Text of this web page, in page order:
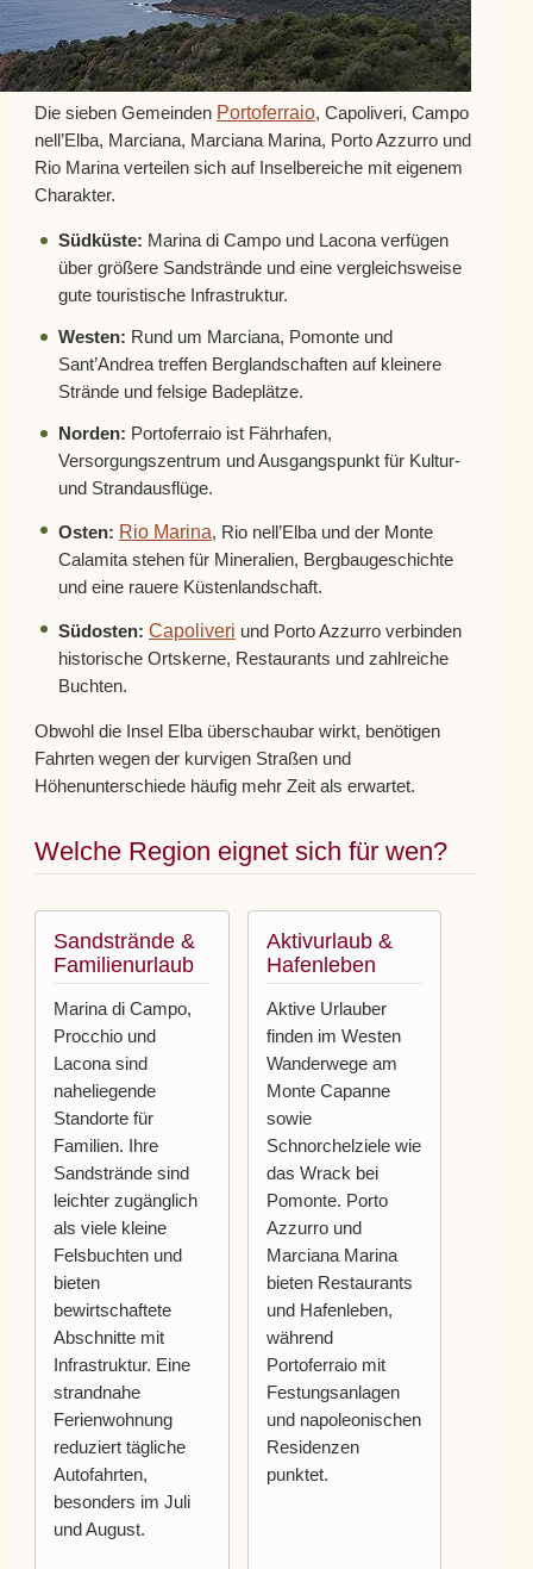
Die sieben Gemeinden Portoferraio, Capoliveri, Campo
nell’Elba, Marciana, Marciana Marina, Porto Azzurro und
Rio Marina verteilen sich auf Inselbereiche mit eigenem
Charakter.
Südküste: Marina di Campo und Lacona verfügen
über größere Sandstrände und eine vergleichsweise
gute touristische Infrastruktur.
Westen: Rund um Marciana, Pomonte und
Sant’Andrea treffen Berglandschaften auf kleinere
Strände und felsige Badeplätze.
Norden: Portoferraio ist Fährhafen,
Versorgungszentrum und Ausgangspunkt für Kultur-
und Strandausflüge.
Osten: Rio Marina, Rio nell’Elba und der Monte
Calamita stehen für Mineralien, Bergbaugeschichte
und eine rauere Küstenlandschaft.
Südosten: Capoliveri und Porto Azzurro verbinden
historische Ortskerne, Restaurants und zahlreiche
Buchten.
Obwohl die Insel Elba überschaubar wirkt, benötigen
Fahrten wegen der kurvigen Straßen und
Höhenunterschiede häufig mehr Zeit als erwartet.
Welche Region eignet sich für wen?
Sandstrände &
Familienurlaub
Marina di Campo,
Procchio und
Lacona sind
naheliegende
Standorte für
Familien. Ihre
Sandstrände sind
leichter zugänglich
als viele kleine
Felsbuchten und
bieten
bewirtschaftete
Abschnitte mit
Infrastruktur. Eine
strandnahe
Ferienwohnung
reduziert tägliche
Autofahrten,
besonders im Juli
und August.
Aktivurlaub &
Hafenleben
Aktive Urlauber
finden im Westen
Wanderwege am
Monte Capanne
sowie
Schnorchelziele wie
das Wrack bei
Pomonte. Porto
Azzurro und
Marciana Marina
bieten Restaurants
und Hafenleben,
während
Portoferraio mit
Festungsanlagen
und napoleonischen
Residenzen
punktet.